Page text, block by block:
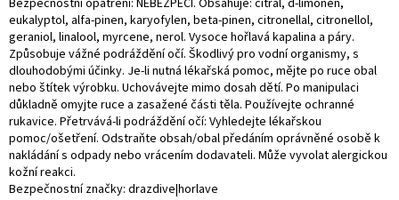
Bezpečnostní opatření: NEBEZPEČÍ. Obsahuje: citral, d-limonen,
eukalyptol, alfa-pinen, karyofylen, beta-pinen, citronellal, citronellol,
geraniol, linalool, myrcene, nerol. Vysoce hořlavá kapalina a páry.
Způsobuje vážné podráždění očí. Škodlivý pro vodní organismy, s
dlouhodobými účinky. Je-li nutná lékařská pomoc, mějte po ruce obal
nebo štítek výrobku. Uchovávejte mimo dosah dětí. Po manipulaci
důkladně omyjte ruce a zasažené části těla. Používejte ochranné
rukavice. Přetrvává-li podráždění očí: Vyhledejte lékařskou
pomoc/ošetření. Odstraňte obsah/obal předáním oprávněné osobě k
nakládání s odpady nebo vrácením dodavateli. Může vyvolat alergickou
kožní reakci.
Bezpečnostní značky: drazdive|horlave